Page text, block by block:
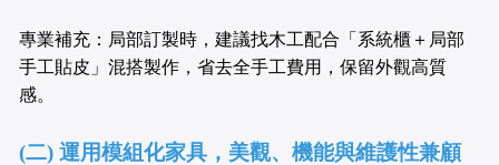
專業補充：局部訂製時，建議找木工配合「系統櫃＋局部
手工貼皮」混搭製作，省去全手工費用，保留外觀高質
感。
(二) 運用模組化家具，美觀、機能與維護性兼顧